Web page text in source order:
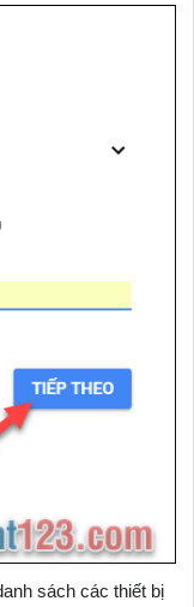
sách các thiết bị